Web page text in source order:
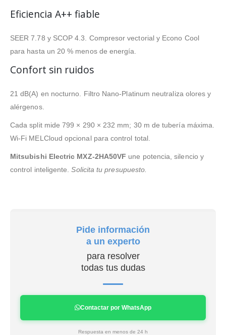
Eficiencia A++ fiable
SEER 7.78 y SCOP 4.3. Compresor vectorial y Econo Cool
para hasta un 20 % menos de energía.
Confort sin ruidos
21 dB(A) en nocturno. Filtro Nano-Platinum neutraliza olores y
alérgenos.
Cada split mide 799 × 290 × 232 mm; 30 m de tubería máxima.
Wi-Fi MELCloud opcional para control total.
Mitsubishi Electric MXZ-2HA50VF une potencia, silencio y
control inteligente.Solicita tu presupuesto.
Pide información
a un experto
para resolver
todas tus dudas
Contactar por WhatsApp
Respuesta en menos de 24 h